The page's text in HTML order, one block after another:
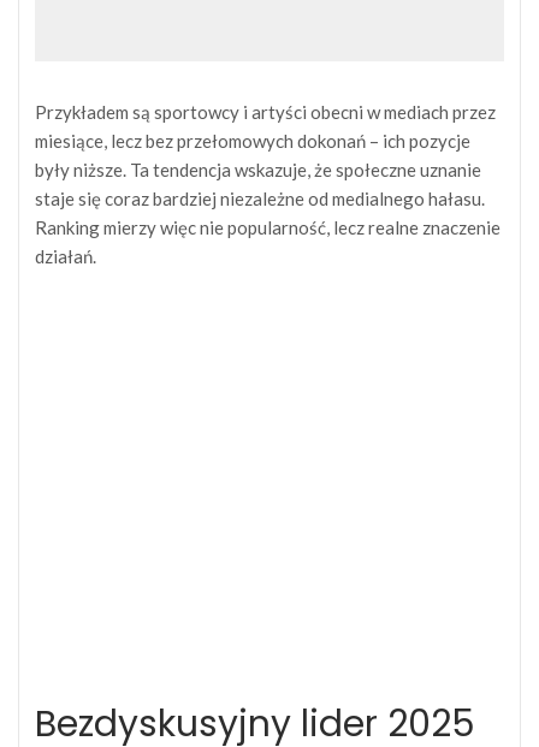
Przykładem są sportowcy i artyści obecni w mediach przez
miesiące, lecz bez przełomowych dokonań – ich pozycje
były niższe. Ta tendencja wskazuje, że społeczne uznanie
staje się coraz bardziej niezależne od medialnego hałasu.
Ranking mierzy więc nie popularność, lecz realne znaczenie
działań.
Bezdyskusyjny lider 2025